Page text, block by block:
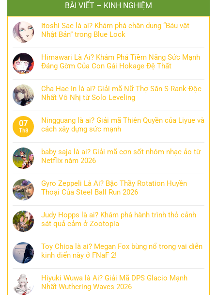
BÀI VIẾT – KINH NGHIỆM
Itoshi Sae là ai? Khám phá chân dung “Báu vật
Nhật Bản” trong Blue Lock
Himawari Là Ai? Khám Phá Tiềm Năng Sức Mạnh
Đáng Gờm Của Con Gái Hokage Đệ Thất
Cha Hae In là ai? Giải mã Nữ Thợ Săn S-Rank Độc
Nhất Vô Nhị từ Solo Leveling
07
Th8
Ningguang là ai? Giải mã Thiên Quyền của Liyue và
cách xây dựng sức mạnh
baby saja là ai? Giải mã cơn sốt nhóm nhạc ảo từ
Netflix năm 2026
Gyro Zeppeli Là Ai? Bậc Thầy Rotation Huyền
Thoại Của Steel Ball Run 2026
Judy Hopps là ai? Khám phá hành trình thỏ cảnh
sát quả cảm ở Zootopia
Toy Chica là ai? Megan Fox bùng nổ trong vai diễn
kinh điển này ở FNaF 2!
Hiyuki Wuwa là Ai? Giải Mã DPS Glacio Mạnh
Nhất Wuthering Waves 2026